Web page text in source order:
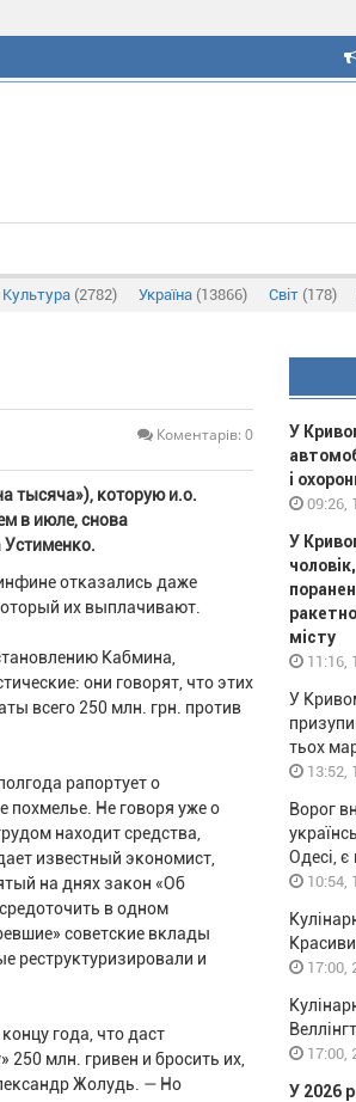
Культура (2782) Україна (13866) Світ (178)
Коментарів: 0
тысяча»), которую и.о.
в июле, снова
Устименко.
отказались даже
их выплачивают.
Кабмина,
они говорят, что этих
всего 250 млн. грн. против
рапортует о
похмелье. Не говоря уже о
находит средства,
известный экономист,
на днях закон «Об
в одном
советские вклады
реструктуризировали и
года, что даст
млн. гривен и бросить их,
Жолудь. — Но
У
і
09:26,
У
місту
11:16,
У
тьох
13:52,
Ворог
Одесі, є
10:54,
17:00,
17:00,
У 2026